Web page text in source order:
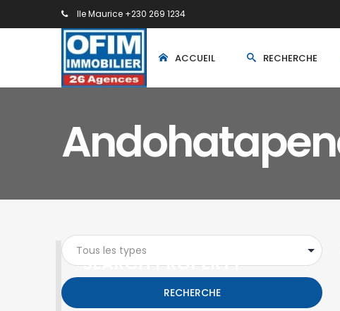
Ile Maurice +230 269 1234
ACCUEIL RECHERCHE
SEARCH PROPERTY
RECHERCHE